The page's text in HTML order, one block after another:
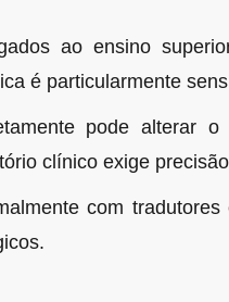
ao ensino
é particularmente
pode alterar o
clínico exige
com tradutores